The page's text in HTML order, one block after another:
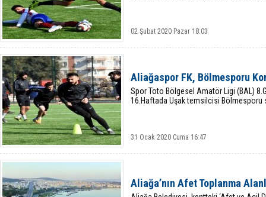
02 Şubat 2020 Pazar 18:03
Aliağaspor FK, Bölmesporu
Spor Toto Bölgesel Amatör Ligi (BAL)
16.Haftada Uşak temsilcisi Bölmesporu
31 Ocak 2020 Cuma 16:47
Aliağa’nın Afet Toplanma